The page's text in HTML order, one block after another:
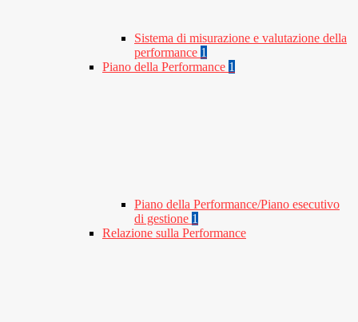
Sistema di misurazione e valutazione della
performance 1
Piano della Performance 1
Piano della Performance/Piano esecutivo
di gestione 1
Relazione sulla Performance